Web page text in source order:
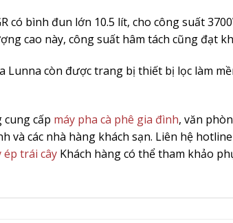
có bình đun lớn 10.5 lít, cho công suất
cao này, công suất hâm tách cũng đạt
Lunna còn được trang bị thiết bị lọc làm
cấp máy pha cà phê gia đình, văn
và các nhà hàng khách sạn. Liên hệ hotline
ép trái cây Khách hàng có thể tham khảo